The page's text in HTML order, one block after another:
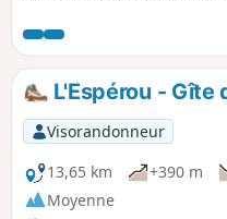
la ligne de partage des eaux
Atlantique/Méditérranée
1 500 km. On traverse : - le
Cévennes, - les Causses
Larzac, - le Parc Naturel
Languedoc, - et la
découvrant des panoramas
L'Espérou - Gîte
Visorandonneur
13,65 km
+390 m
Moyenne